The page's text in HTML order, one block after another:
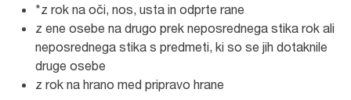
*z rok na oči, nos, usta in odprte rane
z ene osebe na drugo prek neposrednega stika rok ali
neposrednega stika s predmeti, ki so se jih dotaknile
druge osebe
z rok na hrano med pripravo hrane